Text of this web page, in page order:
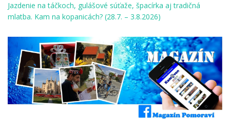
Jazdenie na táčkoch, gulášové súťaže, špacírka aj tradičná
mlatba. Kam na kopanicách? (28.7. – 3.8.2026)